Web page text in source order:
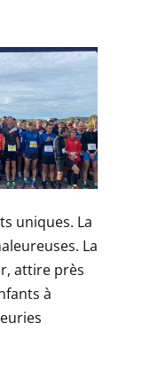
uniques. La
La
attire près
à